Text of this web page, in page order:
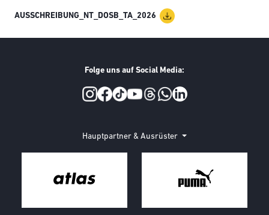
AUSSCHREIBUNG_NT_DOSB_TA_2026
Folge uns auf Social Media:
Hauptpartner & Ausrüster